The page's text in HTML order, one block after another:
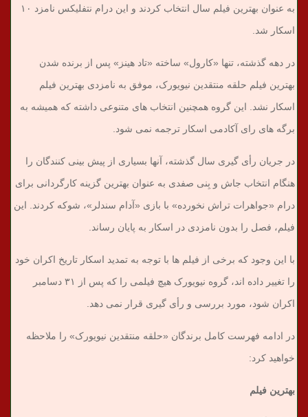
به عنوان بهترین فیلم سال انتخاب کردند و این درام نتفلیکس نامزد ۱۰
اسکار شد.
در دهه گذشته، تنها «کارول» ساخته «تاد هینز» پس از برنده شدن
بهترین فیلم حلقه منتقدین نیویورک، موفق به نامزدی بهترین فیلم
اسکار نشد. این گروه همچنین انتخاب های متنوعی داشته که همیشه به
برگه های رای آکادمی اسکار ترجمه نمی شود.
در جریان رأی گیری سال گذشته، آنها بسیاری از پیش بینی کنندگان را
هنگام انتخاب جاش و بِنی صفدی به عنوان بهترین گزینه کارگردانی برای
درام «جواهرات تراش نخورده» با بازی «آدام سندلر»، شوکه کردند. این
فیلم، فصل را بدون نامزدی در اسکار به پایان رساند.
با این وجود که برخی از فیلم ها با توجه به تمدید اسکار تاریخ اکران خود
را تغییر داده اند، گروه نیویورک هیچ فیلمی را که پس از ۳۱ دسامبر
اکران شود، مورد بررسی و رأی گیری قرار نمی دهد.
در ادامه فهرست کامل برندگان «حلقه منتقدین نیویورک» را ملاحظه
خواهید کرد:
بهترین فیلم